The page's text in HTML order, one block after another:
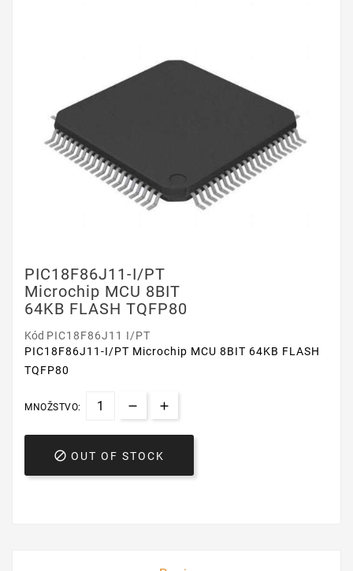
PIC18F86J11-I/PT
Microchip MCU 8BIT
64KB FLASH TQFP80
Kód PIC18F86J11 I/PT
PIC18F86J11-I/PT Microchip MCU 8BIT 64KB FLASH
TQFP80
MNOŽSTVO:
 OUT OF STOCK